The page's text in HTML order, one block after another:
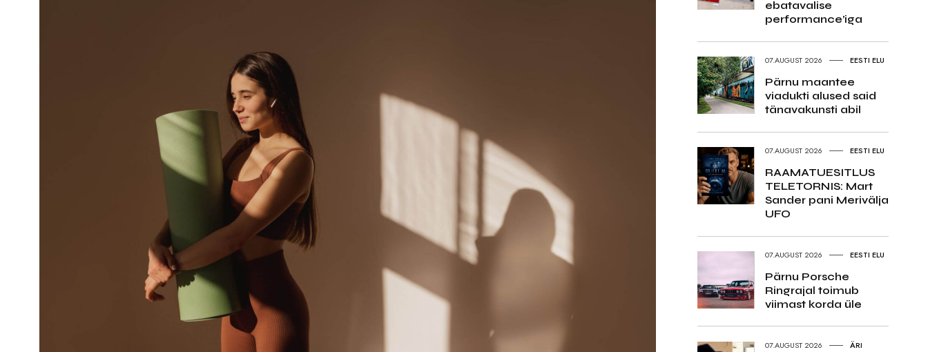
ebatavalise
performance’iga
07.AUGUST 2026 EESTI ELU
Pärnu maantee
viadukti alused said
tänavakunsti abil
07.AUGUST 2026 EESTI ELU
RAAMATUESITLUS
TELETORNIS: Mart
Sander pani Merivälja
UFO
07.AUGUST 2026 EESTI ELU
Pärnu Porsche
Ringrajal toimub
viimast korda üle
07.AUGUST 2026 ÄRI